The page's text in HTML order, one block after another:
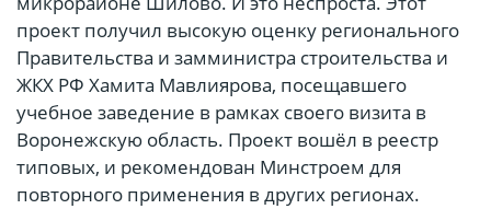
проект получил высокую оценку регионального
Правительства и замминистра строительства и
ЖКХ РФ Хамита Мавлиярова, посещавшего
учебное заведение в рамках своего визита в
Воронежскую область. Проект вошёл в реестр
типовых, и рекомендован Минстроем для
повторного применения в других регионах.